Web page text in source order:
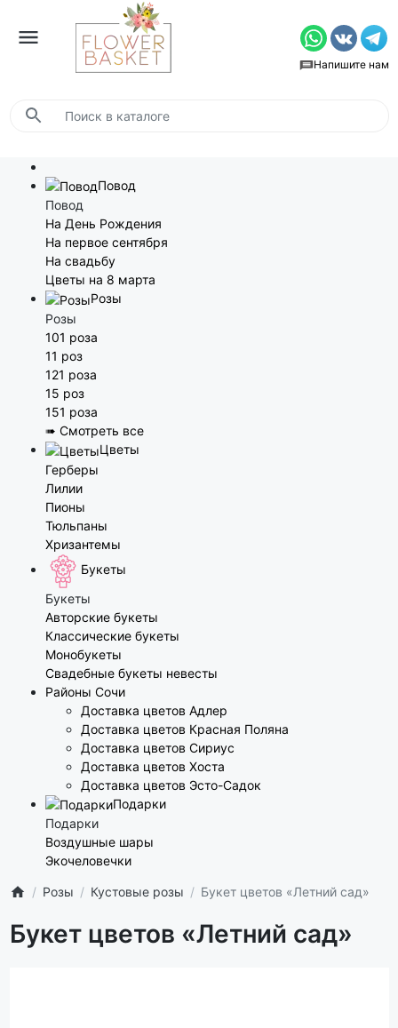
Напишите нам
Повод
Повод
На День Рождения
На первое сентября
На свадьбу
Цветы на 8 марта
Розы
Розы
101 роза
11 роз
121 роза
15 роз
151 роза
➠ Смотреть все
Цветы
Герберы
Лилии
Пионы
Тюльпаны
Хризантемы
Букеты
Букеты
Авторские букеты
Классические букеты
Монобукеты
Свадебные букеты невесты
Районы Сочи
Доставка цветов Адлер
Доставка цветов Красная Поляна
Доставка цветов Сириус
Доставка цветов Хоста
Доставка цветов Эсто-Садок
Подарки
Подарки
Воздушные шары
Экочеловечки
Розы Кустовые розы Букет цветов «Летний сад»
Букет цветов «Летний сад»